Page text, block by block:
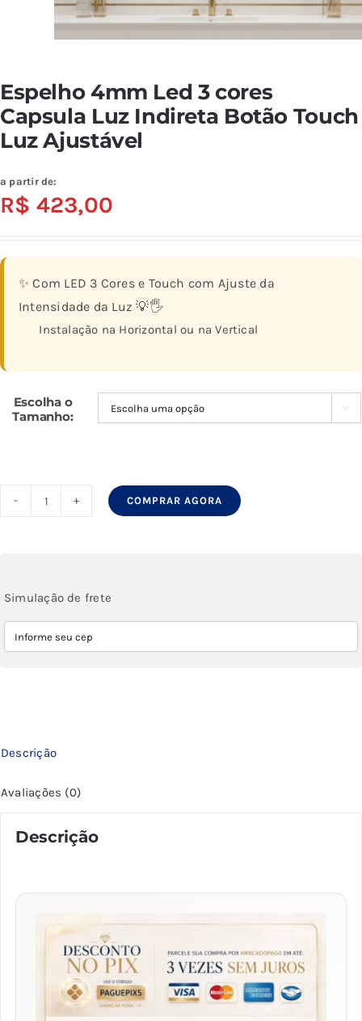
Espelho 4mm Led 3 cores
Capsula Luz Indireta Botão Touch
Luz Ajustável
a partir de:
R$ 423,00
✨ Com LED 3 Cores e Touch com Ajuste da
Intensidade da Luz 💡🖐️
Instalação na Horizontal ou na Vertical
Escolha o
Tamanho:

cores
Capsula
Ajustável
COMPRAR AGORA
Simulação de frete
Descrição
Avaliações (0)
Descrição